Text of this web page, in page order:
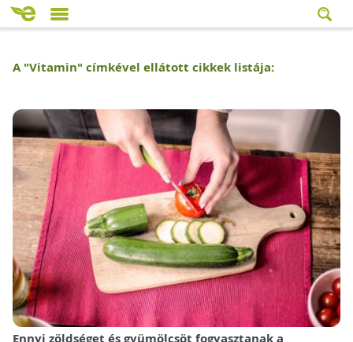
A "Vitamin" címkével ellátott cikkek listája:
Ennyi zöldséget és gyümölcsöt fogyasztanak a